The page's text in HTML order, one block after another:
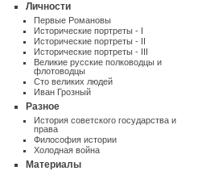
Личности
Первые Романовы
Исторические портреты - I
Исторические портреты - II
Исторические портреты - III
Великие русские полководцы и
флотоводцы
Сто великих людей
Иван Грозный
Разное
Истоpия советского государства и
пpава
Философия истории
Холодная война
Материалы